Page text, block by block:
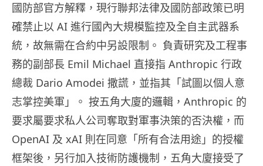
國防部官方解釋，現行聯邦法律及國防部政策已明
確禁止以 AI 進行國內大規模監控及全自主武器系
統，故無需在合約中另設限制。 負責研究及工程事
務的副部長 Emil Michael 直接指 Anthropic 行政
總裁 Dario Amodei 撒謊，並指其「試圖以個人意
志掌控美軍」。 按五角大廈的邏輯，Anthropic 的
要求屬要求私人公司奪取對軍事決策的否決權，而
OpenAI 及 xAI 則在同意「所有合法用途」的授權
框架後，另行加入技術防護機制，五角大廈接受了